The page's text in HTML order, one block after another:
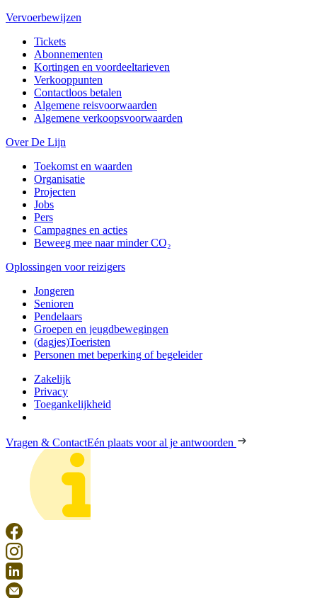
Vervoerbewijzen
Tickets
Abonnementen
Kortingen en voordeeltarieven
Verkooppunten
Contactloos betalen
Algemene reisvoorwaarden
Algemene verkoopsvoorwaarden
Over De Lijn
Toekomst en waarden
Organisatie
Projecten
Jobs
Pers
Campagnes en acties
Beweeg mee naar minder CO₂
Oplossingen voor reizigers
Jongeren
Senioren
Pendelaars
Groepen en jeugdbewegingen
(dagjes)Toeristen
Personen met beperking of begeleider
Zakelijk
Privacy
Toegankelijkheid
Vragen & ContactEén plaats voor al je antwoorden